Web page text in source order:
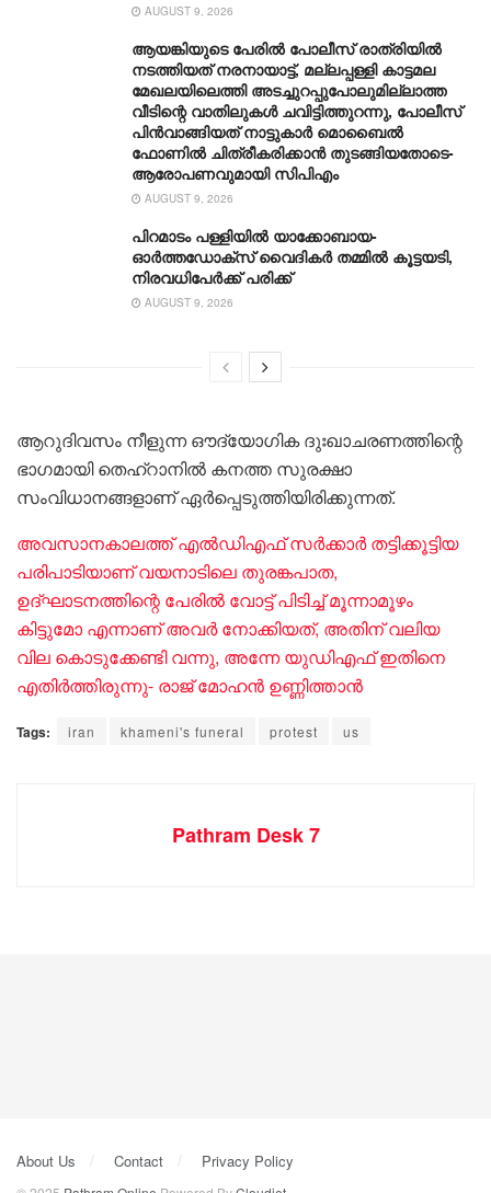
AUGUST 9, 2026
ആയങ്കിയുടെ പേരിൽ പോലീസ് രാത്രിയിൽ
നടത്തിയത് നരനായാട്ട്, മല്ലപ്പള്ളി കാട്ടമല
മേഖലയിലെത്തി അടച്ചുറപ്പുപോലുമില്ലാത്ത
വീടിന്റെ വാതിലുകൾ ചവിട്ടിത്തുറന്നു, പോലീസ്
പിൻവാ‌ങ്ങിയത് നാട്ടുകാർ മൊബൈൽ
ഫോണിൽ ചിത്രീകരിക്കാൻ തുടങ്ങിയതോടെ-
ആരോപണവുമായി സിപിഎം
AUGUST 9, 2026
പിറമാടം പള്ളിയിൽ യാക്കോബായ-
ഓർത്തഡോക്‌സ് വൈദികർ തമ്മില്‍ കൂട്ടയടി,
നിരവധിപേര്‍ക്ക് പരിക്ക്
AUGUST 9, 2026
ആറുദിവസം നീളുന്ന ഔദ്യോഗിക ദുഃഖാചരണത്തിന്റെ
ഭാഗമായി തെഹ്റാനിൽ കനത്ത സുരക്ഷാ
സംവിധാനങ്ങളാണ് ഏർപ്പെടുത്തിയിരിക്കുന്നത്.
അവസാനകാലത്ത് എൽഡിഎഫ് സർക്കാര്‍ തട്ടിക്കൂട്ടിയ
പരിപാടിയാണ് വയനാടിലെ തുരങ്കപാത,
ഉദ്ഘാടനത്തിന്റെ പേരിൽ വോട്ട് പിടിച്ച് മൂന്നാമൂഴം
കിട്ടുമോ എന്നാണ് അവര്‍ നോക്കിയത്, അതിന് വലിയ
വില കൊടുക്കേണ്ടി വന്നു, അന്നേ യുഡിഎഫ് ഇതിനെ
എതിര്‍ത്തിരുന്നു- രാജ് മോഹന്‍ ഉണ്ണിത്താന്‍
Tags: iran khameni's funeral protest us
Pathram Desk 7
About Us Contact Privacy Policy